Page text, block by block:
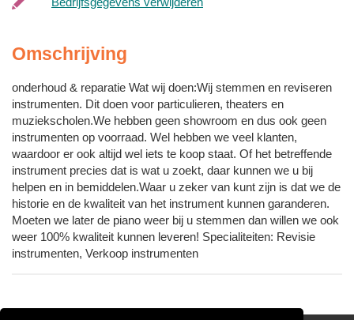
Omschrijving
onderhoud & reparatie Wat wij doen:Wij stemmen en reviseren
instrumenten. Dit doen voor particulieren, theaters en
muziekscholen.We hebben geen showroom en dus ook geen
instrumenten op voorraad. Wel hebben we veel klanten,
waardoor er ook altijd wel iets te koop staat. Of het betreffende
instrument precies dat is wat u zoekt, daar kunnen we u bij
helpen en in bemiddelen.Waar u zeker van kunt zijn is dat we de
historie en de kwaliteit van het instrument kunnen garanderen.
Moeten we later de piano weer bij u stemmen dan willen we ook
weer 100% kwaliteit kunnen leveren! Specialiteiten: Revisie
instrumenten, Verkoop instrumenten